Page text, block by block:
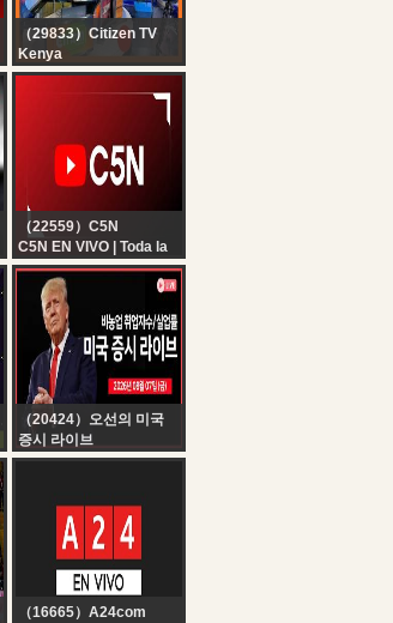
（29833）Citizen TV
Kenya
Citizen TV Live:
（22559）C5N
C5N EN VIVO | Toda la
información en un solo
lugar | Seguí la
transmisión las 24
horas
（20424）오선의 미국
증시 라이브
[생방송] 비농업 취업자
상 진전’ vs 이란 ‘미국 선
박 통항 금지’ ｜ 알리바
바, 오픈소스AI 전략 변경
｜ - 오선의 미국 증시 라
（16665）A24com